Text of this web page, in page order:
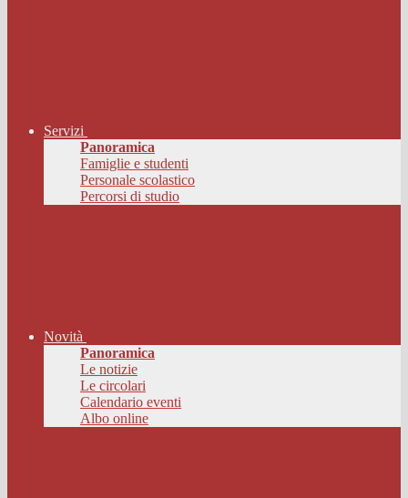
Servizi
Panoramica
Famiglie e studenti
Personale scolastico
Percorsi di studio
Novità
Panoramica
Le notizie
Le circolari
Calendario eventi
Albo online